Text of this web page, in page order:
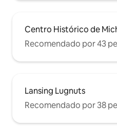
Centro Histórico de
Recomendado por 43
Lansing Lugnuts
Recomendado por 38